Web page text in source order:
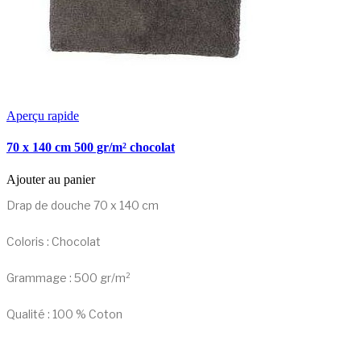
Aperçu rapide
70 x 140 cm 500 gr/m² chocolat
Ajouter au panier
Drap de douche 70 x 140 cm
Coloris : Chocolat
Grammage : 500 gr/m²
Qualité : 100 % Coton